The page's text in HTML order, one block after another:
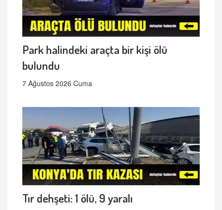
Park halindeki araçta bir kişi ölü
bulundu
7 Ağustos 2026 Cuma
Tır dehşeti: 1 ölü, 9 yaralı